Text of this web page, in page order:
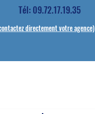
Tél: 09.72.17.19.35
directement votre agence)